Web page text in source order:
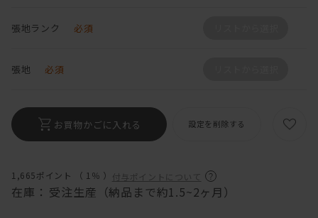
1,665ポイント （ 1％ ） 付与ポイントについて
在庫： 受注生産（納品まで約1.5~2ヶ月）
張地ランク 必須
張地 必須
お買物かごに入れる 設定を削除する